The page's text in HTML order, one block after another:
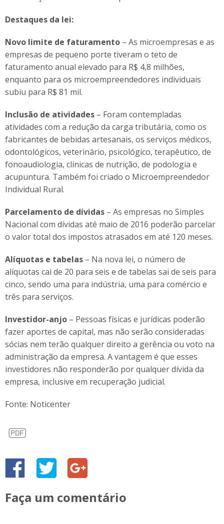
Destaques da lei:
Novo limite de faturamento – As microempresas e as
empresas de pequeno porte tiveram o teto de
faturamento anual elevado para R$ 4,8 milhões,
enquanto para os microempreendedores individuais
subiu para R$ 81 mil.
Inclusão de atividades – Foram contempladas
atividades com a redução da carga tributária, como os
fabricantes de bebidas artesanais, os serviços médicos,
odontológicos, veterinário, psicológico, terapêutico, de
fonoaudiologia, clínicas de nutrição, de podologia e
acupuntura. Também foi criado o Microempreendedor
Individual Rural.
Parcelamento de dívidas – As empresas no Simples
Nacional com dívidas até maio de 2016 poderão parcelar
o valor total dos impostos atrasados em até 120 meses.
Alíquotas e tabelas – Na nova lei, o número de
alíquotas cai de 20 para seis e de tabelas sai de seis para
cinco, sendo uma para indústria, uma para comércio e
três para serviços.
Investidor-anjo – Pessoas físicas e jurídicas poderão
fazer aportes de capital, mas não serão consideradas
sócias nem terão qualquer direito a gerência ou voto na
administração da empresa. A vantagem é que esses
investidores não responderão por qualquer dívida da
empresa, inclusive em recuperação judicial.
Fonte: Noticenter
Faça um comentário